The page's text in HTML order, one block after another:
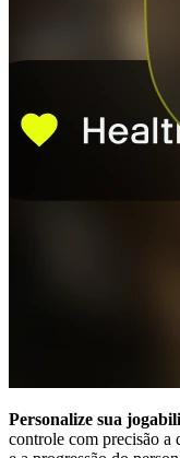
Personalize sua
controle com precisão a